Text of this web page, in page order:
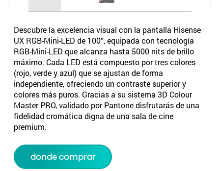
Descubre la excelencia visual con la pantalla Hisense
UX RGB-Mini-LED de 100”, equipada con tecnología
RGB-Mini-LED que alcanza hasta 5000 nits de brillo
máximo. Cada LED está compuesto por tres colores
(rojo, verde y azul) que se ajustan de forma
independiente, ofreciendo un contraste superior y
colores más puros. Gracias a su sistema 3D Colour
Master PRO, validado por Pantone disfrutarás de una
fidelidad cromática digna de una sala de cine
premium.
donde comprar